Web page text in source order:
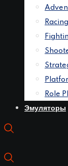
Racing
Role
Эмуляторы